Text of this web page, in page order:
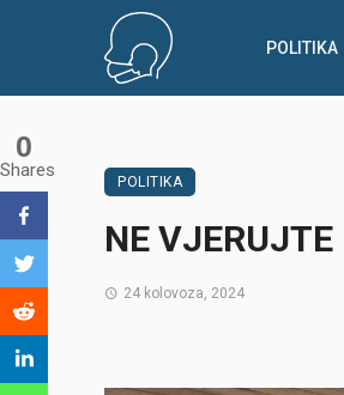
POLITIKA
POLITIKA
NE VJERUJTE
24 kolovoza, 2024
0
Shares